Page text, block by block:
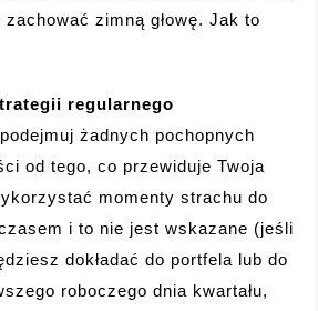
zimną głowę. Jak to
regularnego
żadnych pochopnych
od tego, co przewiduje Twoja
momenty strachu do
i to nie jest wskazane (jeśli
dokładać do portfela lub do
roboczego dnia kwartału,